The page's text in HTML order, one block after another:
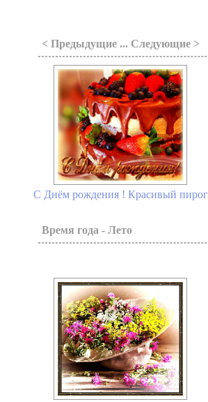
< Предыдущие ... Следующие >
С Днём рождения ! Красивый пирог
Время года - Лето